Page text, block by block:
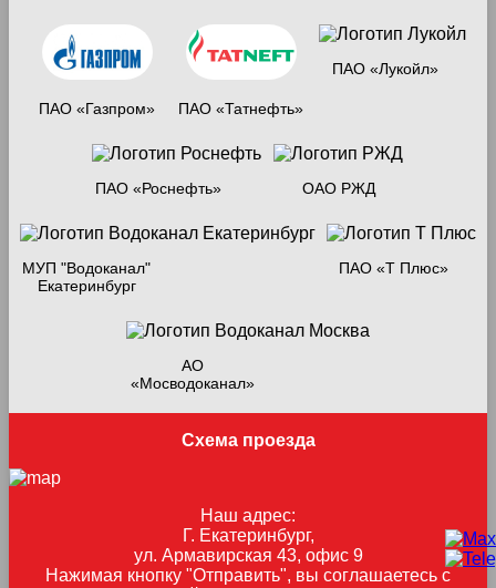
ПАО «Газпром» ПАО «Татнефть»
ПАО «Лукойл»
ПАО «Роснефть» ОАО РЖД
МУП "Водоканал"
Екатеринбург
ПАО «Т Плюс»
АО
«Мосводоканал»
Схема проезда
Наш адрес:
Г. Екатеринбург,
ул. Армавирская 43, офис 9
Нажимая кнопку "Отправить", вы соглашаетесь с